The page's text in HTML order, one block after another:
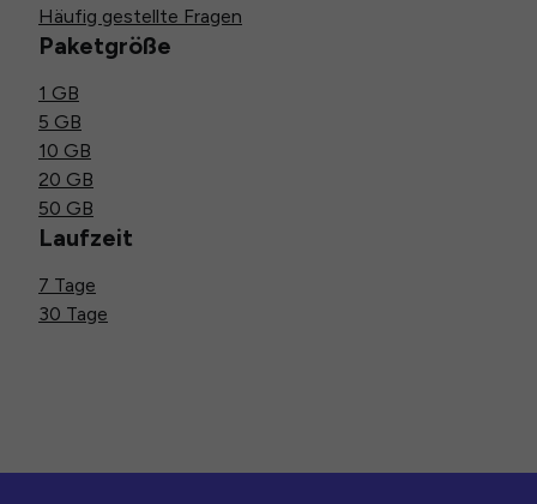
Häufig gestellte Fragen
Paketgröße
1 GB
5 GB
10 GB
20 GB
50 GB
Laufzeit
7 Tage
30 Tage